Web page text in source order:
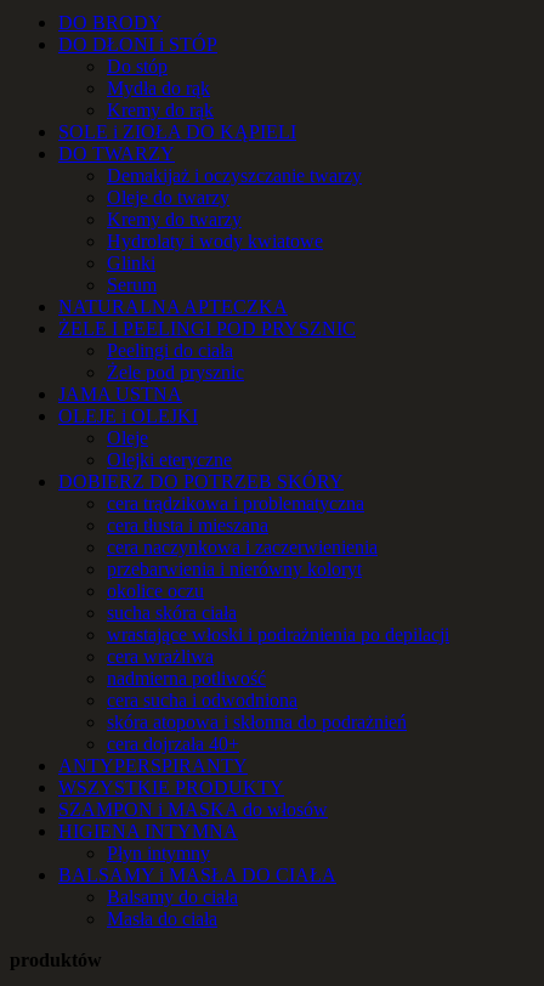
DO BRODY
DO DŁONI i STÓP
Do stóp
Mydła do rąk
Kremy do rąk
SOLE i ZIOŁA DO KĄPIELI
DO TWARZY
Demakijaż i oczyszczanie twarzy
Oleje do twarzy
Kremy do twarzy
Hydrolaty i wody kwiatowe
Glinki
Serum
NATURALNA APTECZKA
ŻELE I PEELINGI POD PRYSZNIC
Peelingi do ciała
Żele pod prysznic
JAMA USTNA
OLEJE i OLEJKI
Oleje
Olejki eteryczne
DOBIERZ DO POTRZEB SKÓRY
cera trądzikowa i problematyczna
cera tłusta i mieszana
cera naczynkowa i zaczerwienienia
przebarwienia i nierówny koloryt
okolice oczu
sucha skóra ciała
wrastające włoski i podrażnienia po depilacji
cera wrażliwa
nadmierna potliwość
cera sucha i odwodniona
skóra atopowa i skłonna do podrażnień
cera dojrzała 40+
ANTYPERSPIRANTY
WSZYSTKIE PRODUKTY
SZAMPON i MASKA do włosów
HIGIENA INTYMNA
Płyn intymny
BALSAMY i MASŁA DO CIAŁA
Balsamy do ciała
Masła do ciała
produktów